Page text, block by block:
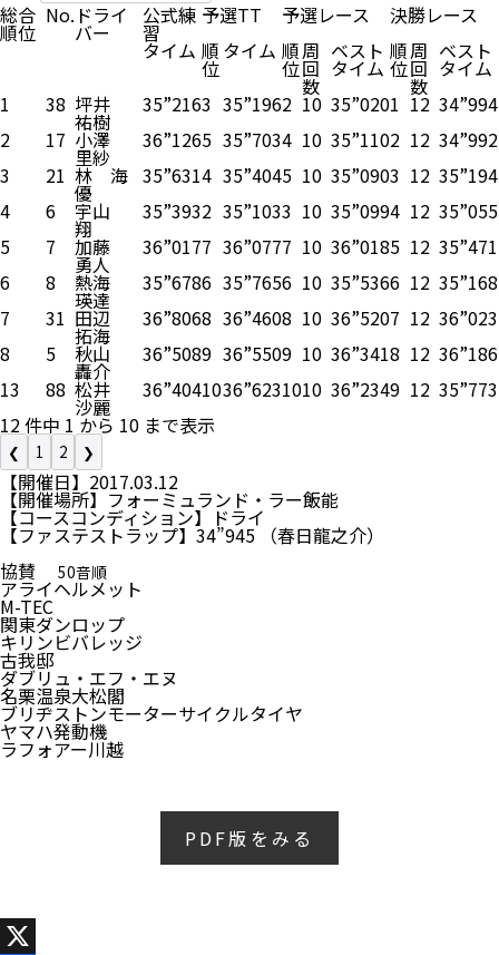
総合
順位
No. ドライ
バー
公式練
習
予選TT 予選レース
決勝レース
タイム 順
位
タイム 順
位
周
回
数
ベスト
タイム
順
位
周
回
数
ベスト
タイム
1
38 坪井
祐樹
35”2163 35”1962 10 35”0201 12 34”994
2
17 小澤
里紗
36”1265 35”7034 10 35”1102 12 34”992
3
21 林 海
優
35”6314 35”4045 10 35”0903 12 35”194
4
6 宇山
翔
35”3932 35”1033 10 35”0994 12 35”055
5
7 加藤
勇人
36”0177 36”0777 10 36”0185 12 35”471
6
8 熱海
瑛達
35”6786 35”7656 10 35”5366 12 35”168
7
31 田辺
拓海
36”8068 36”4608 10 36”5207 12 36”023
8
5 秋山
轟介
36”5089 36”5509 10 36”3418 12 36”186
13
88 松井
沙麗
36”4041036”6231010 36”2349 12 35”773
12 件中 1 から 10 まで表示
❮ 1 2 ❯
【開催日】2017.03.12
【開催場所】フォーミュランド・ラー飯能
【コースコンディション】ドライ
【ファステストラップ】34”945 （春日龍之介）
協賛
50音順
アライヘルメット
M-TEC
関東ダンロップ
キリンビバレッジ
古我邸
ダブリュ・エフ・エヌ
名栗温泉大松閣
ブリヂストンモーターサイクルタイヤ
ヤマハ発動機
ラフォアー川越
PDF版をみる